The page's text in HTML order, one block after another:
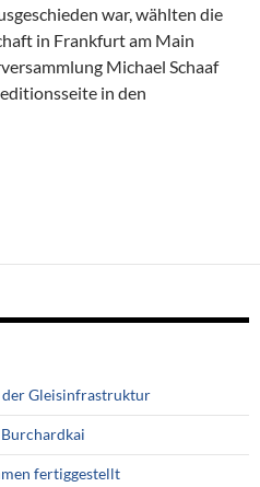
war, wählten die
in Frankfurt am Main
Michael Schaaf
in den
der
Gleisinfrastruktur
fertiggestellt